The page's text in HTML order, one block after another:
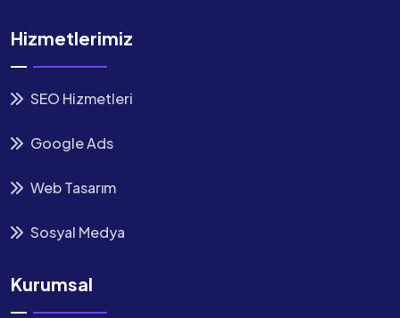
Hizmetlerimiz
SEO Hizmetleri
Google Ads
Web Tasarım
Sosyal Medya
Kurumsal